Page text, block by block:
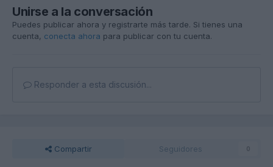
Unirse a la conversación
Puedes publicar ahora y registrarte más tarde. Si tienes una
cuenta, conecta ahora para publicar con tu cuenta.
Responder a esta discusión...
Compartir Seguidores 0